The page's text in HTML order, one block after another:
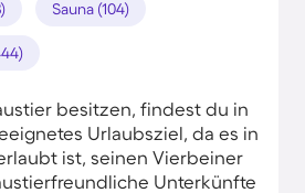
Sauna (104)
besitzen, findest du in
Urlaubsziel, da es in
ist, seinen Vierbeiner
Unterkünfte